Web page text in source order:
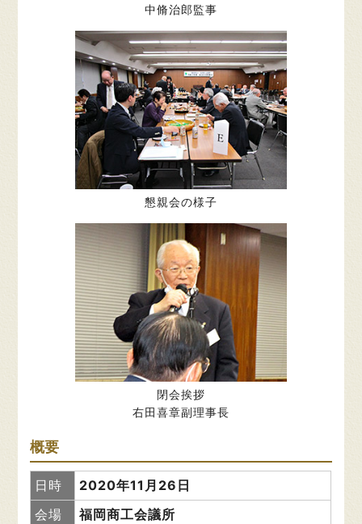
中脩治郎監事
懇親会の様子
閉会挨拶
右田喜章副理事長
概要
日時
2020年11月26日
会場
福岡商工会議所